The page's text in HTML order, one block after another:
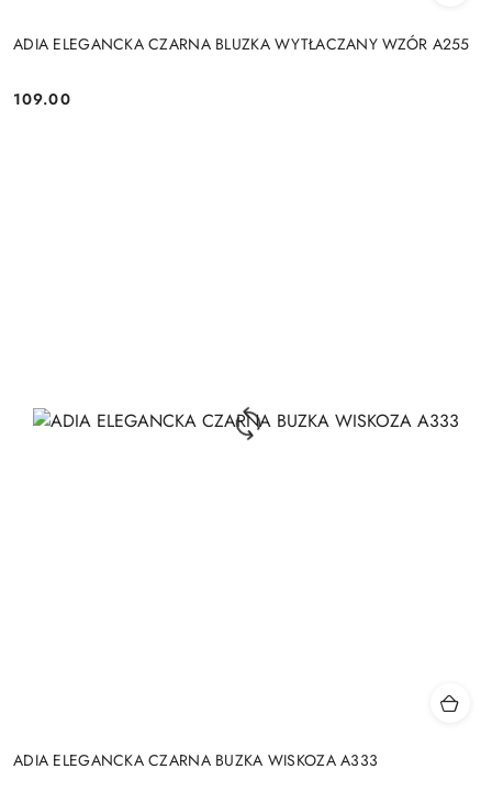
ADIA ELEGANCKA CZARNA BLUZKA WYTŁACZANY WZÓR A255
Cena:
109.00
ADIA ELEGANCKA CZARNA BUZKA WISKOZA A333